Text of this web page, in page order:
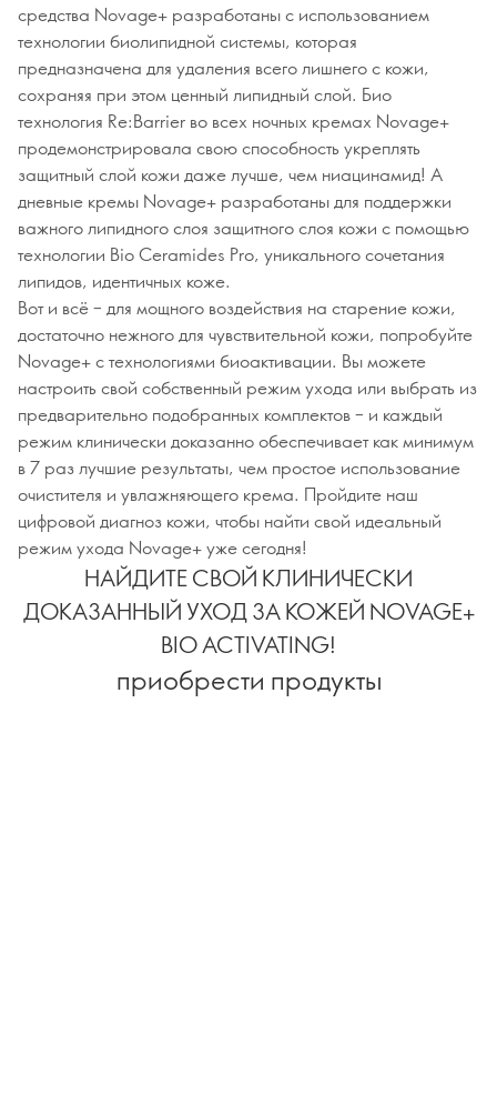
средства Novage+ разработаны с использованием
технологии биолипидной системы, которая
предназначена для удаления всего лишнего с кожи,
сохраняя при этом ценный липидный слой. Био
технология Re:Barrier во всех ночных кремах Novage+
продемонстрировала свою способность укреплять
защитный слой кожи даже лучше, чем ниацинамид! А
дневные кремы Novage+ разработаны для поддержки
важного липидного слоя защитного слоя кожи с помощью
технологии Bio Ceramides Pro, уникального сочетания
липидов, идентичных коже.
Вот и всё – для мощного воздействия на старение кожи,
достаточно нежного для чувствительной кожи, попробуйте
Novage+ с технологиями биоактивации. Вы можете
настроить свой собственный режим ухода или выбрать из
предварительно подобранных комплектов – и каждый
режим клинически доказанно обеспечивает как минимум
в 7 раз лучшие результаты, чем простое использование
очистителя и увлажняющего крема. Пройдите наш
цифровой диагноз кожи, чтобы найти свой идеальный
режим ухода Novage+ уже сегодня!
НАЙДИТЕ СВОЙ КЛИНИЧЕСКИ
ДОКАЗАННЫЙ УХОД ЗА КОЖЕЙ NOVAGE+
BIO ACTIVATING!
приобрести продукты